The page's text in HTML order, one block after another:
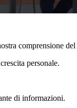
comprensione del
personale.
di informazioni.